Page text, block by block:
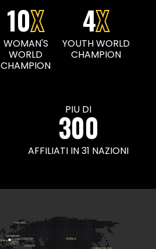
10X
WOMAN'S
WORLD
CHAMPION
4X
YOUTH WORLD
CHAMPION
PIU DI
300
AFFILIATI IN 31 NAZIONI